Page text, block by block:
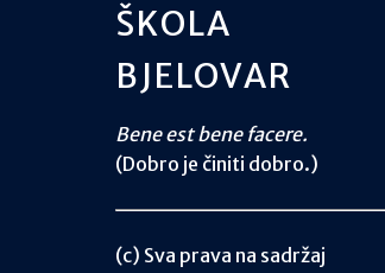
ŠKOLA
BJELOVAR
Bene est bene facere.
(Dobro je činiti dobro.)
(c) Sva prava na sadržaj